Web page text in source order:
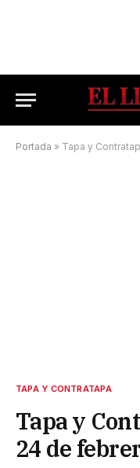
Portada » Tapa y
TAPA Y CONTRATAPA
Tapa y
24 de